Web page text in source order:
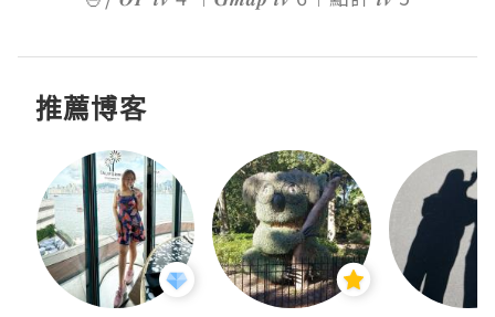
推薦博客